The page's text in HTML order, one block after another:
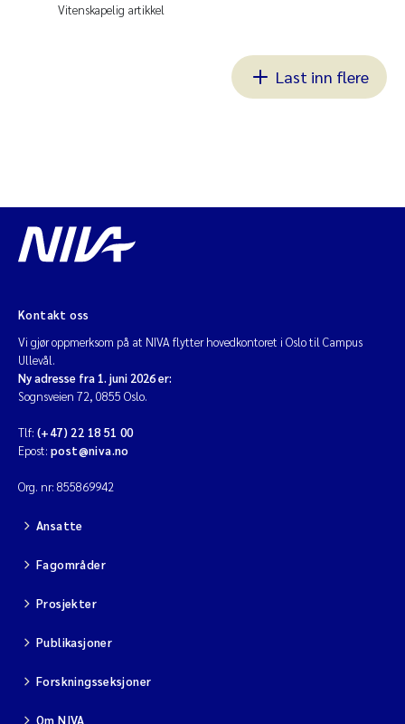
Vitenskapelig artikkel
Last inn flere
Kontakt oss
Vi gjør oppmerksom på at NIVA flytter hovedkontoret i Oslo til Campus
Ullevål.
Ny adresse fra 1. juni 2026 er:
Sognsveien 72, 0855 Oslo.
Tlf: (+47) 22 18 51 00
Epost: post@niva.no
Org. nr: 855869942
Ansatte
Fagområder
Prosjekter
Publikasjoner
Forskningsseksjoner
Om NIVA